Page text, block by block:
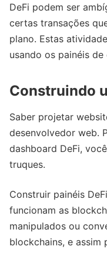
DeFi podem ser
certas transações
plano. Estas
usando os painéis
Construindo
Saber projetar
desenvolvedor web.
dashboard DeFi,
truques.
Construir painéis
funcionam as
manipulados ou
blockchains, e assim